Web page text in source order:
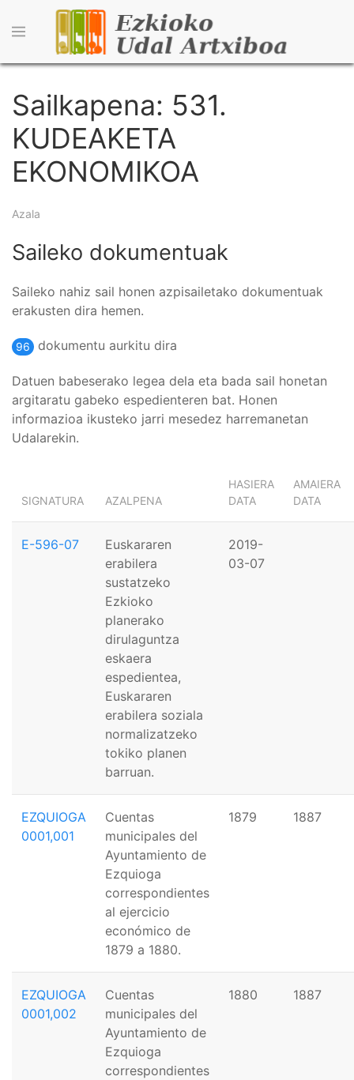
to
content
Sailkapena: 531.
KUDEAKETA
EKONOMIKOA
Breadcrumb
Azala
Saileko dokumentuak
Saileko nahiz sail honen azpisailetako dokumentuak
erakusten dira hemen.
96 dokumentu aurkitu dira
Datuen babeserako legea dela eta bada sail honetan
argitaratu gabeko espedienteren bat. Honen
informazioa ikusteko jarri mesedez harremanetan
Udalarekin.
SIGNATURA AZALPENA
HASIERA
DATA
AMAIERA
DATA
E-596-07
Euskararen
erabilera
sustatzeko
Ezkioko
planerako
dirulaguntza
eskaera
espedientea,
Euskararen
erabilera soziala
normalizatzeko
tokiko planen
barruan.
2019-
03-07
EZQUIOGA
0001,001
Cuentas
municipales del
Ayuntamiento de
Ezquioga
correspondientes
al ejercicio
económico de
1879 a 1880.
1879 1887
EZQUIOGA
0001,002
Cuentas
municipales del
Ayuntamiento de
Ezquioga
correspondientes
1880 1887